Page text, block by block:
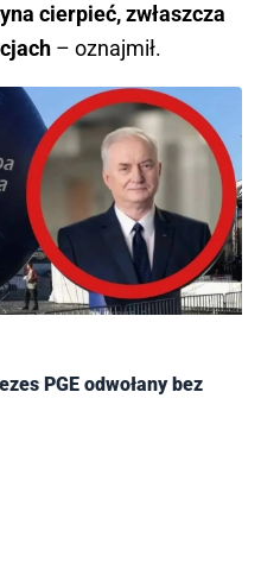
cierpieć, zwłaszcza
– oznajmił.
PGE odwołany bez